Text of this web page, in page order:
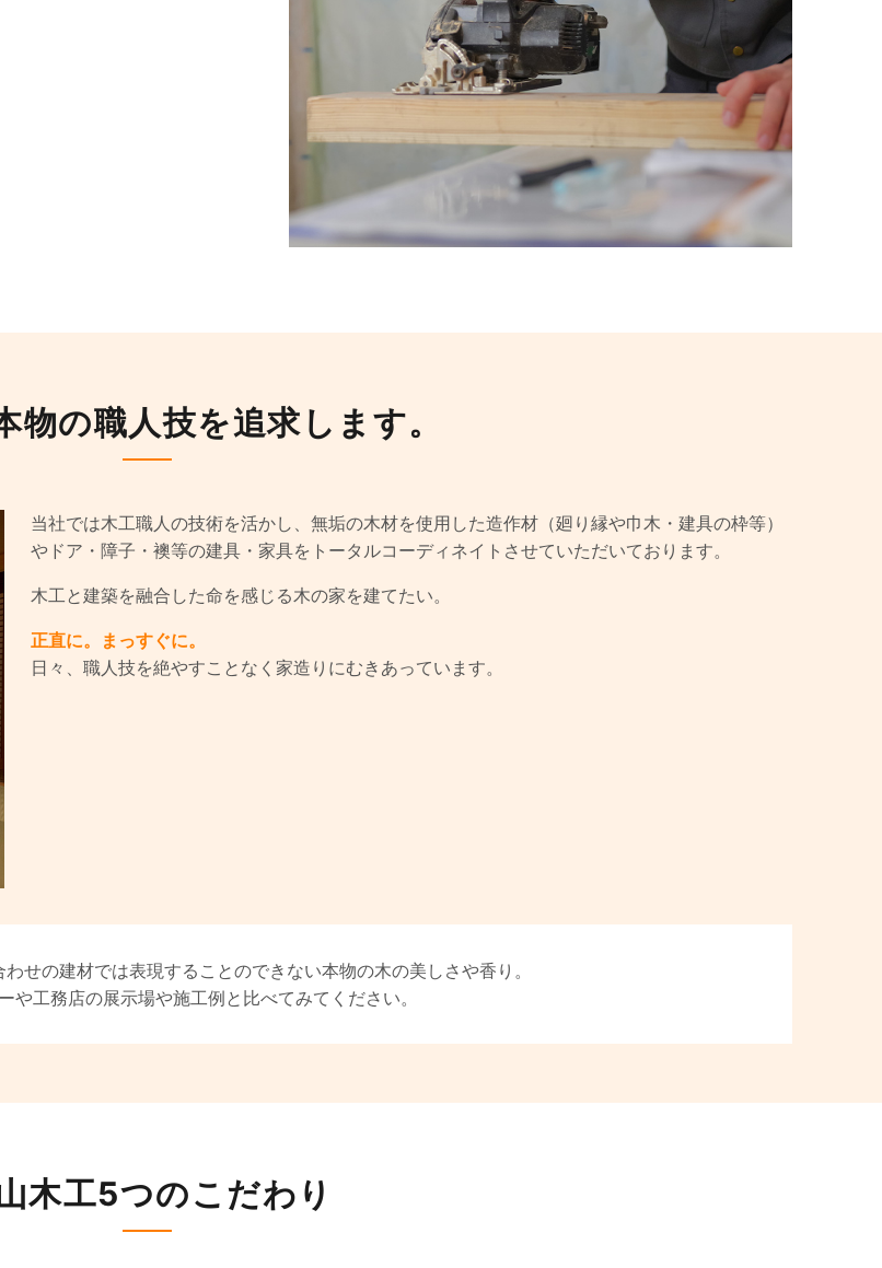
物の職人技を追求します。
当社では木工職人の技術を活かし、無垢の木材を使用した造作材（廻り縁や巾木・建具の枠等）
やドア・障子・襖等の建具・家具をトータルコーディネイトさせていただいております。
木工と建築を融合した命を感じる木の家を建てたい。
正直に。まっすぐに。
日々、職人技を絶やすことなく家造りにむきあっています。
せの建材では表現することのできない本物の木の美しさや香り。
や工務店の展示場や施工例と比べてみてください。
木工5つのこだわり